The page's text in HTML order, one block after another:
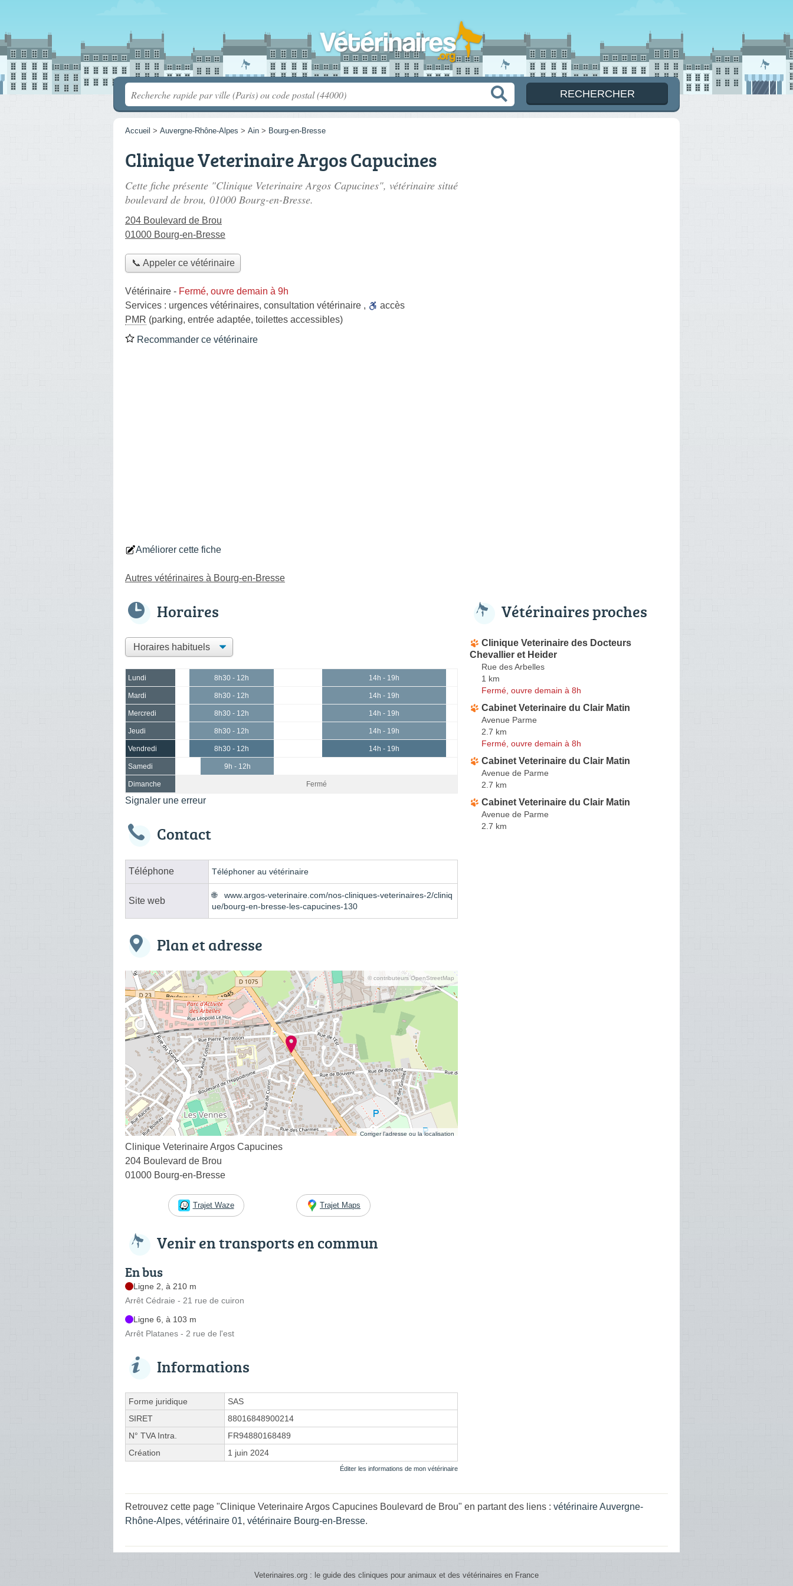
Accueil > Auvergne-Rhône-Alpes > Ain > Bourg-en-Bresse
Clinique Veterinaire Argos Capucines
Cette fiche présente "Clinique Veterinaire Argos Capucines", vétérinaire situé
boulevard de brou, 01000 Bourg-en-Bresse.
204 Boulevard de Brou
01000 Bourg-en-Bresse
📞 Appeler ce vétérinaire
Vétérinaire - Fermé, ouvre demain à 9h
Services : urgences vétérinaires, consultation vétérinaire ,
accès
PMR (parking, entrée adaptée, toilettes accessibles)
Recommander ce vétérinaire
Améliorer cette fiche
Autres vétérinaires à Bourg-en-Bresse
Horaires
Lundi 8h30 - 12h 14h - 19h
Mardi 8h30 - 12h 14h - 19h
Mercredi 8h30 - 12h 14h - 19h
Jeudi 8h30 - 12h 14h - 19h
Vendredi 8h30 - 12h 14h - 19h
Samedi 9h - 12h
Dimanche Fermé
Signaler une erreur
Contact
Téléphone Téléphoner au vétérinaire
Site web
www.argos-veterinaire.com/nos-cliniques-veterinaires-2/cliniq
ue/bourg-en-bresse-les-capucines-130
Plan et adresse
© contributeurs OpenStreetMap
Corriger l’adresse ou la localisation
Clinique Veterinaire Argos Capucines
204 Boulevard de Brou
01000 Bourg-en-Bresse
Trajet Waze Trajet Maps
Venir en transports en commun
En bus
Ligne 2, à 210 m
Arrêt Cédraie - 21 rue de cuiron
Ligne 6, à 103 m
Arrêt Platanes - 2 rue de l'est
Informations
Forme juridique
SAS
SIRET
88016848900214
N° TVA Intra.
FR94880168489
Création
1 juin 2024
Éditer les informations de mon vétérinaire
Vétérinaires proches
Clinique Veterinaire des Docteurs
Chevallier et Heider
Rue des Arbelles
1 km
Fermé, ouvre demain à 8h
Cabinet Veterinaire du Clair Matin
Avenue Parme
2.7 km
Fermé, ouvre demain à 8h
Cabinet Veterinaire du Clair Matin
Avenue de Parme
2.7 km
Cabinet Veterinaire du Clair Matin
Avenue de Parme
2.7 km
Retrouvez cette page "Clinique Veterinaire Argos Capucines Boulevard de Brou" en partant des liens : vétérinaire Auvergne-
Rhône-Alpes, vétérinaire 01, vétérinaire Bourg-en-Bresse.
Veterinaires.org : le guide des cliniques pour animaux et des vétérinaires en France